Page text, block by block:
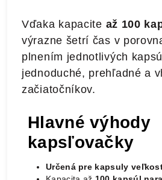
Vďaka kapacite až 100
výrazne šetrí čas v
plnením jednotlivých
jednoduché, prehľadné a
začiatočníkov.
Hlavné výhody
kapsľovačky
Určená pre kapsuly